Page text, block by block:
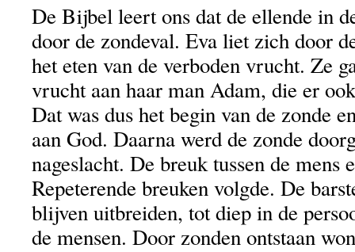
De Bijbel leert ons dat de ellende in
door de zondeval. Eva liet zich door
het eten van de verboden vrucht. Ze
vrucht aan haar man Adam, die er
Dat was dus het begin van de zonde
aan God. Daarna werd de zonde
nageslacht. De breuk tussen de mens
Repeterende breuken volgde. De
blijven uitbreiden, tot diep in de
de mensen. Door zonden ontstaan